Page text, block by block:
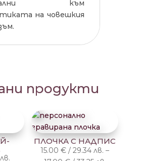
към
на човешкия
продукти
лв.
ПЛОЧКА С НАДПИС
15.00€ /29.34лв. –